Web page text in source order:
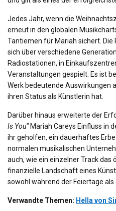
Jedes Jahr, wenn die
erneut in den globalen
Tantiemen für Mariah sichert.
sich über verschiedene
Radiostationen, in
Veranstaltungen gespielt. Es ist
Werk bedeutende Auswirkungen
ihren Status als Künstlerin hat.
Darüber hinaus erweiterte der
Is You“Mariah Careys Einfluss in
ihr geholfen, ein dauerhaftes
normalen musikalischen
auch, wie ein einzelner Track das
finanzielle Landschaft eines
sowohl während der Feiertage als
Verwandte Themen: Hella von